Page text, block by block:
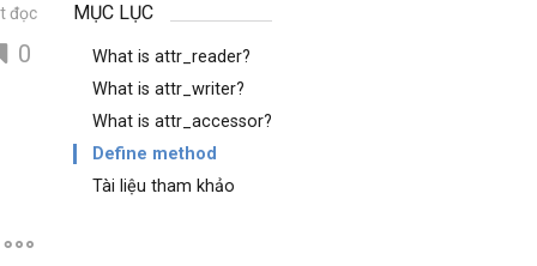
đọc
0
MỤC LỤC
What is attr_reader?
What is attr_writer?
What is attr_accessor?
Define method
Tài liệu tham khảo